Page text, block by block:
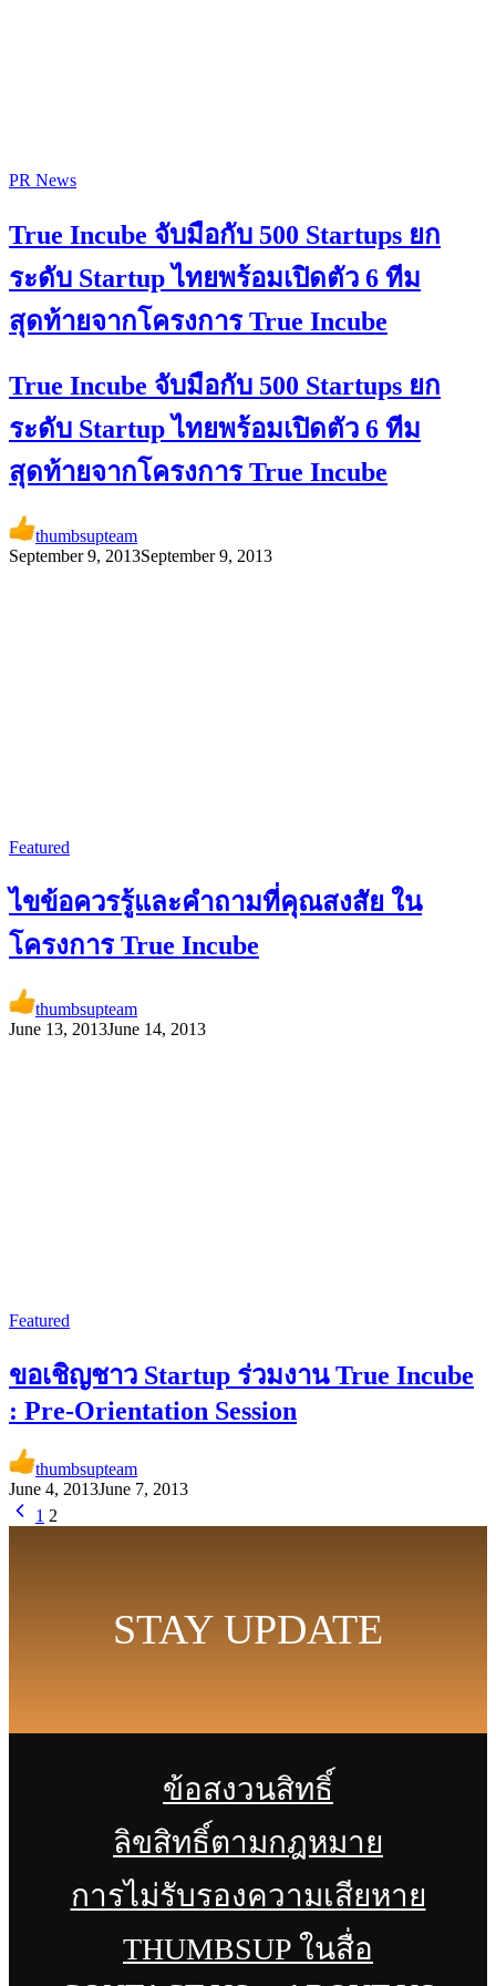
PR News
True Incube จับมือกับ 500 Startups ยก
ระดับ Startup ไทยพร้อมเปิดตัว 6 ทีม
สุดท้ายจากโครงการ True Incube
True Incube จับมือกับ 500 Startups ยก
ระดับ Startup ไทยพร้อมเปิดตัว 6 ทีม
สุดท้ายจากโครงการ True Incube
thumbsupteam
September 9, 2013September 9, 2013
Featured
ไขข้อควรรู้และคำถามที่คุณสงสัย ใน
โครงการ True Incube
thumbsupteam
June 13, 2013June 14, 2013
Featured
ขอเชิญชาว Startup ร่วมงาน True Incube
: Pre-Orientation Session
thumbsupteam
June 4, 2013June 7, 2013
1 2
STAY UPDATE
ข้อสงวนสิทธิ์
ลิขสิทธิ์ตามกฎหมาย
การไม่รับรองความเสียหาย
THUMBSUP ในสื่อ